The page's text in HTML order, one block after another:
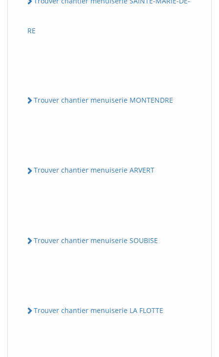
RE
Trouver chantier menuiserie MONTENDRE
Trouver chantier menuiserie ARVERT
Trouver chantier menuiserie SOUBISE
Trouver chantier menuiserie LA FLOTTE